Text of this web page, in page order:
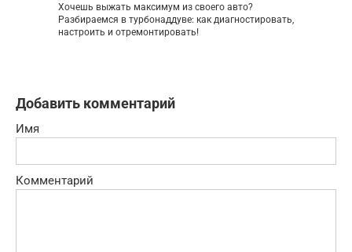
Хочешь выжать максимум из своего авто?
Разбираемся в турбонаддуве: как диагностировать,
настроить и отремонтировать!
Добавить комментарий
Имя
Комментарий